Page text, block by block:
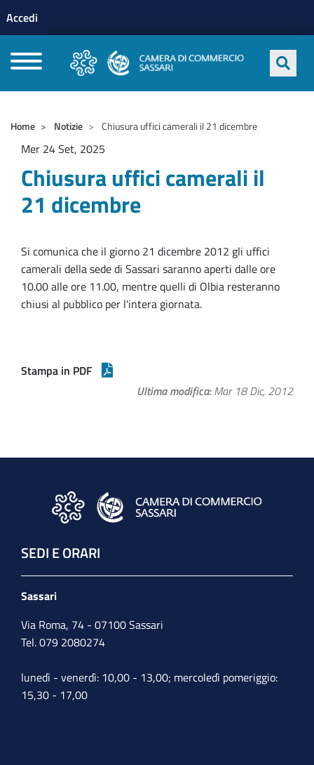
profilo utente
Accedi
Home Notizie Chiusura uffici camerali il 21 dicembre
Mer 24 Set, 2025
Chiusura uffici camerali il
21 dicembre
Si comunica che il giorno 21 dicembre 2012 gli uffici
camerali della sede di Sassari saranno aperti dalle ore
10.00 alle ore 11.00, mentre quelli di Olbia resteranno
chiusi al pubblico per l'intera giornata.
Stampa in PDF
Ultima modifica Mar 18 Dic, 2012
SEDI E ORARI
Sassari
Via Roma, 74 - 07100 Sassari
Tel. 079 2080274
lunedì - venerdì: 10,00 - 13,00; mercoledì pomeriggio:
15,30 - 17,00